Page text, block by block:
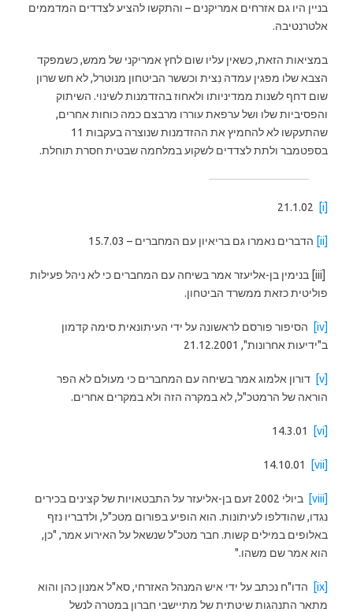
בניין היו גם אזרחים אמריקנים – והתקשו להציע לצדדים המדממים
אלטרנטיבה.
במציאות הזאת, כשאין עליו שום לחץ אמריקני של ממש, כשמפקד
הצבא שלו מפגין עמדה נִצית וכששר הביטחון מנוטרל, לא חש שרון
שום דחף לשנות ממדיניותו ולאחוז בהזדמנות לשינוי. השיתוק
והפסיביות שלו ושל ערפאת עוררו מרבצם כמה כוחות אחרים,
שהתעקשו לא להחמיץ את ההזדמנות שנוצרה בעקבות 11
בספטמבר ולתת לצדדים לשקוע במלחמה שבטית חסרת תוחלת.
[i]
[ii] הדברים נאמרו גם בריאיון עם המחברים – 15.7.03
[iii] בנימין בן-אליעזר אמר בשיחה עם המחברים כי לא ניהל פעילות
פוליטית כזאת ממשרד הביטחון.
[iv]
הסיפור פורסם לראשונה על ידי העיתונאית סימה קדמון
ב"ידיעות אחרונות", 21.12.2001
[v]
דורון אלמוג אמר בשיחה עם המחברים כי מעולם לא הפר
הוראה של הרמטכ"ל, לא במקרה הזה ולא במקרים אחרים.
[vi]
[vii]
[viii]
ביולי 2002 זעם בן-אליעזר על התבטאויות של קצינים בכירים
נגדו, שהודלפו לעיתונות. הוא הופיע בפורום מטכ"ל, ולדבריו נזף
באלופים במילים קשות. חבר מטכ"ל שנשאל על האירוע אמר, "כן,
הוא אמר שם משהו."
[ix]
הדו"ח נכתב על ידי איש המנהל האזרחי, סא"ל אמנון כהן והוא
מתאר התנהגות שיטתית של מתיישבי חברון במטרה לנשל